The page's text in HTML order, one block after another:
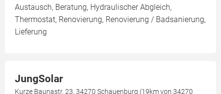
Austausch, Beratung, Hydraulischer Abgleich,
Thermostat, Renovierung, Renovierung / Badsanierung,
Lieferung
JungSolar
Kurze Baunastr. 23, 34270 Schauenburg (19km von 34270